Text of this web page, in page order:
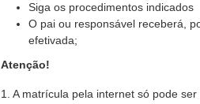
Siga os procedimentos indicados
O pai ou responsável receberá,
efetivada;
Atenção!
1. A matrícula pela internet só pode